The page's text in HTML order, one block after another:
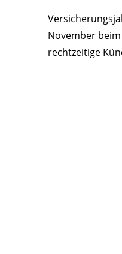
November
rechtzeitige